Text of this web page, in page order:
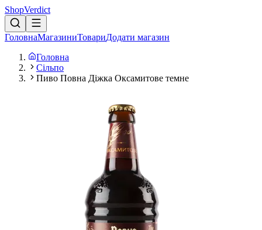
ShopVerdict
ГоловнаМагазиниТовариДодати магазин
Головна
Сільпо
Пиво Повна Діжка Оксамитове темне